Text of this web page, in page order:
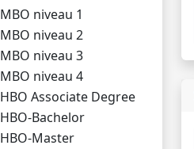
MBO niveau 1
MBO niveau 2
MBO niveau 3
MBO niveau 4
HBO Associate Degree
HBO-Bachelor
HBO-Master